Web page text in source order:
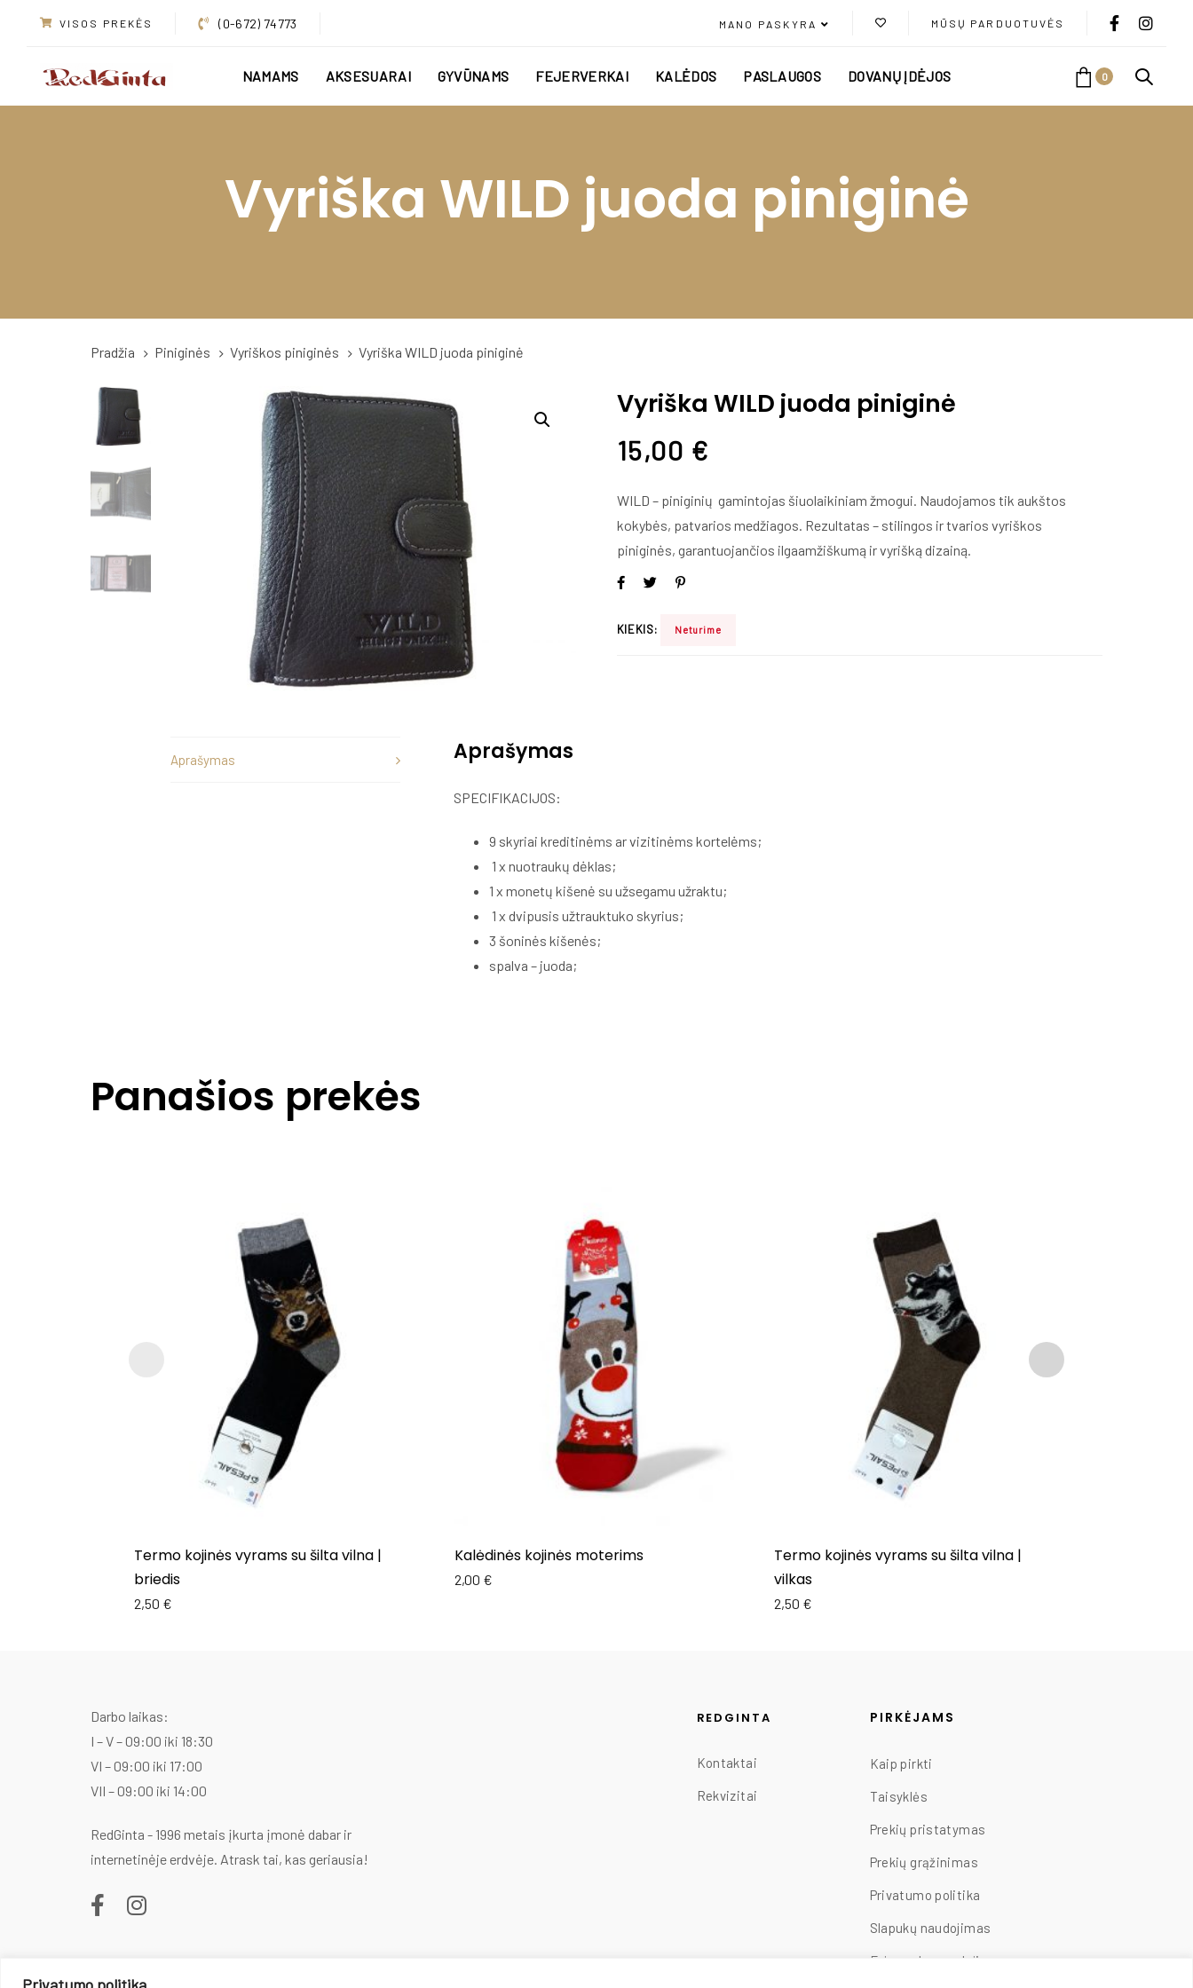
Privatumo politika
navigation
Skip
VISOS PREKĖS (0-672) 74773 MANO PASKYRA MŪSŲ PARDUOTUVĖS
NAMAMS AKSESUARAI GYVŪNAMS FEJERVERKAI KALĖDOS PASLAUGOS DOVANŲ ĮDĖJOS 0
Vyriška WILD juoda piniginė
Pradžia Piniginės Vyriškos piniginės Vyriška WILD juoda piniginė
Vyriška WILD juoda piniginė
15,00 €
WILD – piniginių gamintojas šiuolaikiniam žmogui. Naudojamos tik aukštos
kokybės, patvarios medžiagos. Rezultatas – stilingos ir tvarios vyriškos
piniginės, garantuojančios ilgaamžiškumą ir vyrišką dizainą.
KIEKIS: Neturime
Aprašymas Aprašymas
SPECIFIKACIJOS:
9 skyriai kreditinėms ar vizitinėms kortelėms;
1 x nuotraukų dėklas;
1 x monetų kišenė su užsegamu užraktu;
1 x dvipusis užtrauktuko skyrius;
3 šoninės kišenės;
spalva – juoda;
Panašios prekės
Termo kojinės vyrams su šilta vilna |
briedis
2,50 €
Kalėdinės kojinės moterims
2,00 €
Termo kojinės vyrams su šilta vilna |
vilkas
2,50 €
Darbo laikas:
I – V – 09:00 iki 18:30
VI – 09:00 iki 17:00
VII – 09:00 iki 14:00
RedGinta - 1996 metais įkurta įmonė dabar ir
internetinėje erdvėje. Atrask tai, kas geriausia!
REDGINTA
Kontaktai
Rekvizitai
PIRKĖJAMS
Kaip pirkti
Taisyklės
Prekių pristatymas
Prekių grąžinimas
Privatumo politika
Slapukų naudojimas
Fejerverkų naudojimo